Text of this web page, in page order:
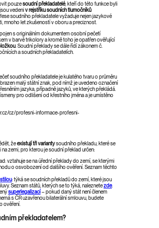
pouzesoudní překladatelé, kteří do této funkce byli
vedenivrejstříku soudních tlumočníků
soudního překladatele vyžaduje nejen jazykové
mnoho let zkušeností v oboru a preciznost.
s originálním dokumentem osobní pečetí
v barvě trikolory a kromě toho je opatřen ověřující
. Soudní překlady se dále řídí zákonem č.
a soudních překladatelích.
soudního překladatele je kulatého tvaru o průměru
malý státní znak, pod nímž je uvedeno označení
jazyka, případně jazyků, ve kterých překládá.
pro odlišení od křestního jména a je umístěno
cz/profesni-informace-profesni-
žeexistují tři variantysoudního překladu, které se
zemi, pro kterou je soudní překlad určen:
vztahuje se na úřední překlady do zemí, se kterými
o osvobození od dalšího ověření. Seznam těchto
: týká se soudních překladů do zemí, které jsou
Seznam států, kterých se to týká, naleznetezde.
superlegalizací– pokud daný stát není členem
s ČR uzavřenou bilaterální smlouvu, budete
ověření.
překladatelem?